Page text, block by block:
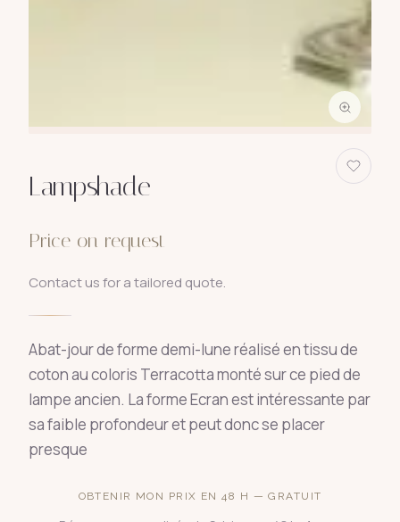
Lampshade
Price on request
Contact us for a tailored quote.
Abat-jour de forme demi-lune réalisé en tissu de
coton au coloris Terracotta monté sur ce pied de
lampe ancien. La forme Ecran est intéressante par
sa faible profondeur et peut donc se placer
presque
OBTENIR MON PRIX EN 48 H — GRATUIT